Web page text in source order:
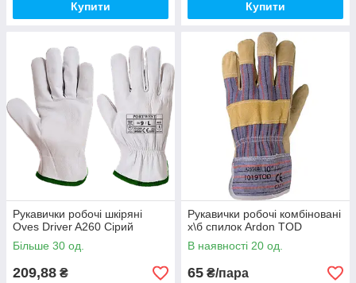
Купити Купити
Рукавички робочі шкіряні
Oves Driver A260 Сірий
Більше 30 од.
209,88 ₴
Рукавички робочі комбіновані
х\б спилок Ardon TOD
В наявності 20 од.
65 ₴/пара